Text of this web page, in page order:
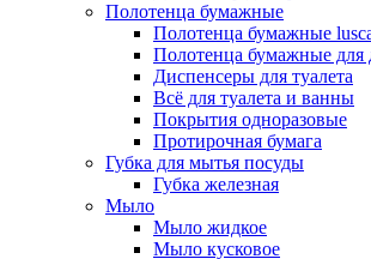
Полотенца бумажные
Полотенца бумажные
Полотенца бумажные для
Диспенсеры для туалета
Всё для туалета и ванны
Покрытия одноразовые
Протирочная бумага
Губка для мытья посуды
Губка железная
Мыло
Мыло жидкое
Мыло кусковое